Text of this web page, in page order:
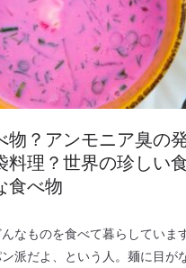
物？アンモニア臭の
料理？世界の珍しい
食べ物
なものを食べて暮らしていま
派だよ、という人。麺に目が